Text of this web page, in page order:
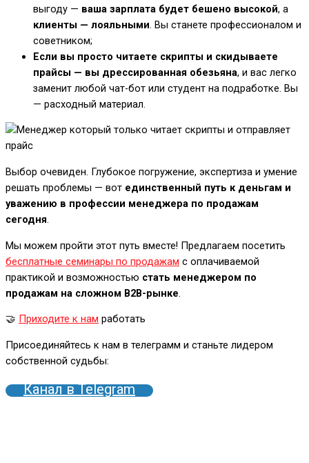
выгоду — ваша зарплата будет бешено высокой, а
клиенты — лояльными. Вы станете профессионалом и
советником;
Если вы просто читаете скрипты и скидываете
прайсы — вы дрессированная обезьяна, и вас легко
заменит любой чат-бот или студент на подработке. Вы
— расходный материал.
Выбор очевиден. Глубокое погружение, экспертиза и умение
решать проблемы — вот единственный путь к деньгам и
уважению в профессии менеджера по продажам
сегодня.
Мы можем пройти этот путь вместе! Предлагаем посетить
бесплатные семинары по продажам с оплачиваемой
практикой и возможностью стать менеджером по
продажам на сложном B2B-рынке.
🤝 Приходите к нам работать
Присоединяйтесь к нам в телеграмм и станьте лидером
собственной судьбы:
Канал в Telegram